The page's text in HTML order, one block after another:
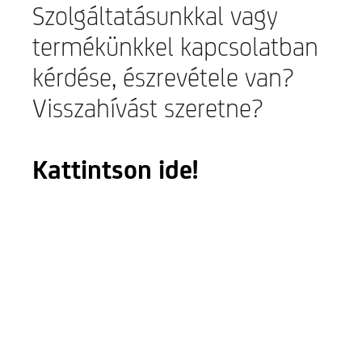
Szolgáltatásunkkal vagy
termékünkkel kapcsolatban
kérdése, észrevétele van?
Visszahívást szeretne?
Kattintson ide!